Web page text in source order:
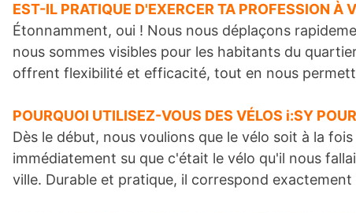
EST-IL PRATIQUE D'EXERCER TA PROFESSION À
Étonnamment, oui ! Nous nous déplaçons
nous sommes visibles pour les habitants du
offrent flexibilité et efficacité, tout en nous
POURQUOI UTILISEZ-VOUS DES VÉLOS i:SY
Dès le début, nous voulions que le vélo soit à la
immédiatement su que c'était le vélo qu'il nous
ville. Durable et pratique, il correspond exactement